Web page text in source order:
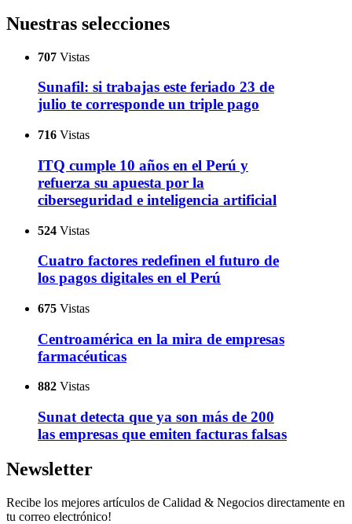
Nuestras selecciones
707 Vistas
Sunafil: si trabajas este feriado 23 de
julio te corresponde un triple pago
716 Vistas
ITQ cumple 10 años en el Perú y
refuerza su apuesta por la
ciberseguridad e inteligencia artificial
524 Vistas
Cuatro factores redefinen el futuro de
los pagos digitales en el Perú
675 Vistas
Centroamérica en la mira de empresas
farmacéuticas
882 Vistas
Sunat detecta que ya son más de 200
las empresas que emiten facturas falsas
Newsletter
Recibe los mejores artículos de Calidad & Negocios directamente en
tu correo electrónico!